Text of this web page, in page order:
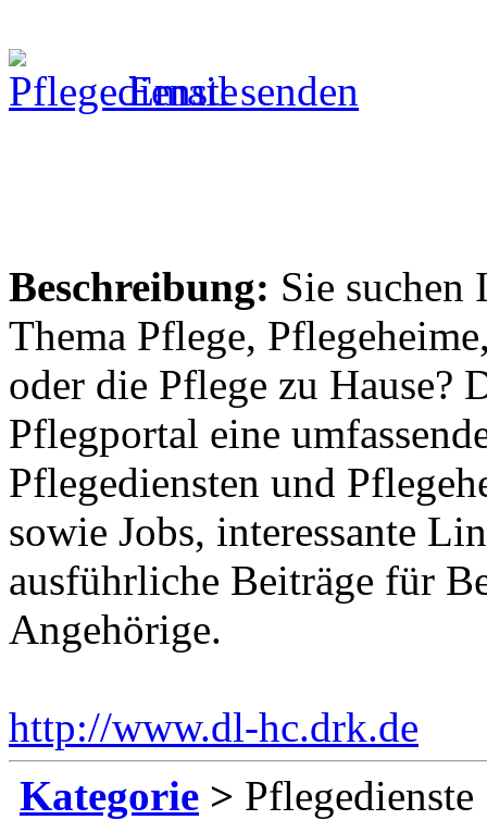
Email senden
Beschreibung: Sie suchen
Thema Pflege,
oder die Pflege zu Hause?
Pflegportal eine
Pflegediensten und
sowie Jobs, interessante
ausführliche Beiträge für
Angehörige.
http://www.dl-hc.drk.de
Kategorie > Pflegedienste